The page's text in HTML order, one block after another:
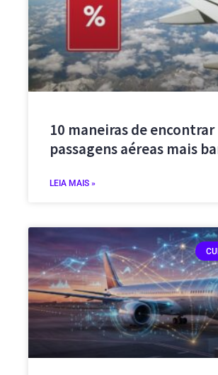
10 maneiras de encontrar
passagens aéreas mais
LEIA MAIS »